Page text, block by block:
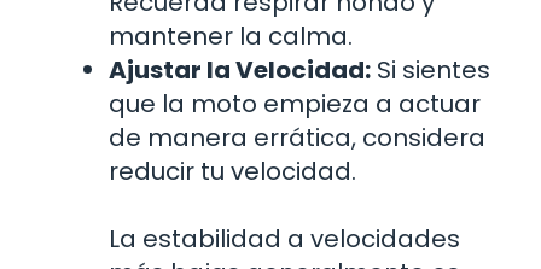
mantener la calma.
Ajustar la Velocidad: Si sientes
que la moto empieza a actuar
de manera errática, considera
reducir tu velocidad.
La estabilidad a velocidades